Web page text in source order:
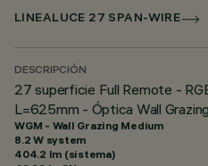
LINEALUCE 27 SPAN-WIRE
DESCRIPCIÓN
27 superficie Full Remote -
L=625mm - Óptica Wall
WGM - Wall Grazing Medium
8.2 W system
404.2 lm (sistema)